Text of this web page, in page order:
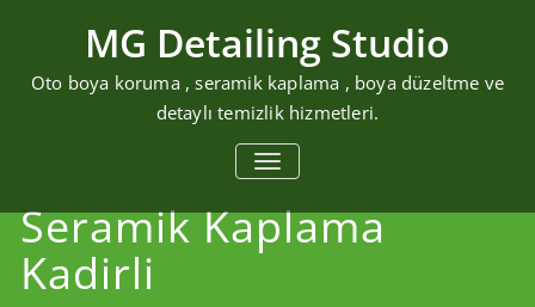
MG Detailing Studio
Oto boya koruma , seramik kaplama , boya düzeltme ve
detaylı temizlik hizmetleri.
MENÜYÜ DEĞIŞTIR
Seramik Kaplama
Kadirli